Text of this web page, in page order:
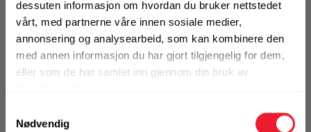
dessuten informasjon om hvordan du bruker nettstedet
vårt, med partnerne våre innen sosiale medier,
annonsering og analysearbeid, som kan kombinere den
med annen informasjon du har gjort tilgjengelig for dem,
eller som de har samlet inn gjennom din bruk av
Nødvendig
På nettlager
Klikk & Hent i Motek Oslo - Brobekk + 20 andre
1 Pakke a 500 Stk
Alternativ pakning
Logg inn eller